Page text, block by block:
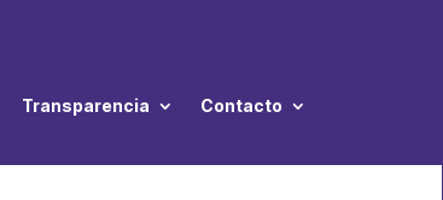
Transparencia Contacto